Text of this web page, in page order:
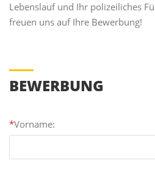
Lebenslauf und Ihr polizeiliches
freuen uns auf Ihre Bewerbung!
BEWERBUNG
*Vorname: